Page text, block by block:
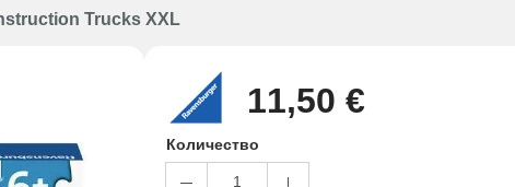
Trucks XXL
11,50 €
Количество
1